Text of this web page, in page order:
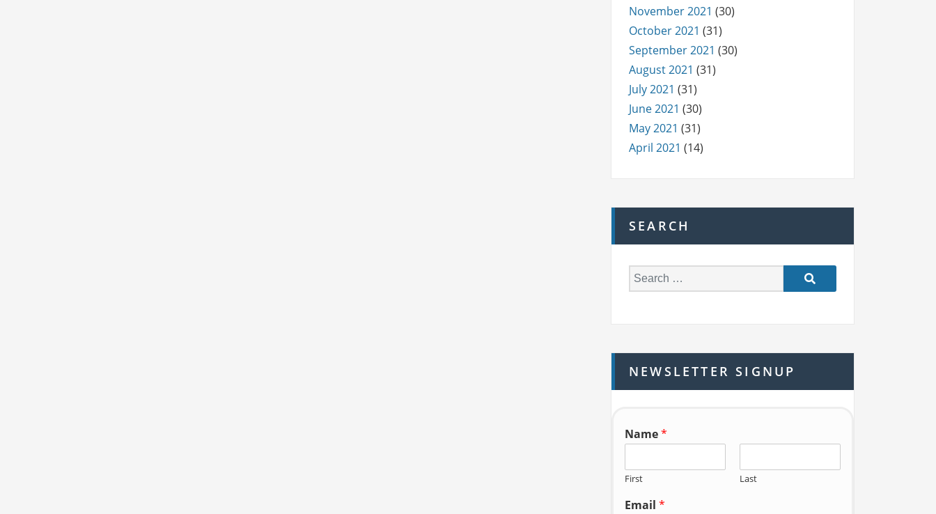
November 2021 (30)
October 2021 (31)
September 2021 (30)
August 2021 (31)
July 2021 (31)
June 2021 (30)
May 2021 (31)
April 2021 (14)
SEARCH
e
h
f
o
NEWSLETTER SIGNUP
Name*
First Last
Email *